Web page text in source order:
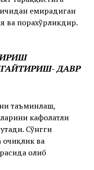
емирадиган
ва порахўрликдир.
ДАВР
таъминлаш,
кафолатли
Сўнгги
ва
олиб